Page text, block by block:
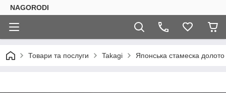
NAGORODI
Товари та послуги Takagi Японська стамеска